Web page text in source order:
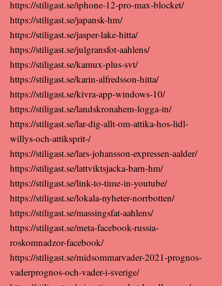
https://stiligast.se/iphone-12-pro-max-blocket/
https://stiligast.se/japansk-hm/
https://stiligast.se/jasper-lake-hitta/
https://stiligast.se/julgransfot-aahlens/
https://stiligast.se/kamux-plus-svt/
https://stiligast.se/karin-alfredsson-hitta/
https://stiligast.se/kivra-app-windows-10/
https://stiligast.se/landskronahem-logga-in/
https://stiligast.se/lar-dig-allt-om-attika-hos-lidl-
willys-och-attiksprit-/
https://stiligast.se/lars-johansson-expressen-aalder/
https://stiligast.se/lattviktsjacka-barn-hm/
https://stiligast.se/link-to-time-in-youtube/
https://stiligast.se/lokala-nyheter-norrbotten/
https://stiligast.se/massingsfat-aahlens/
https://stiligast.se/meta-facebook-russia-
roskomnadzor-facebook/
https://stiligast.se/midsommarvader-2021-prognos-
vaderprognos-och-vader-i-sverige/